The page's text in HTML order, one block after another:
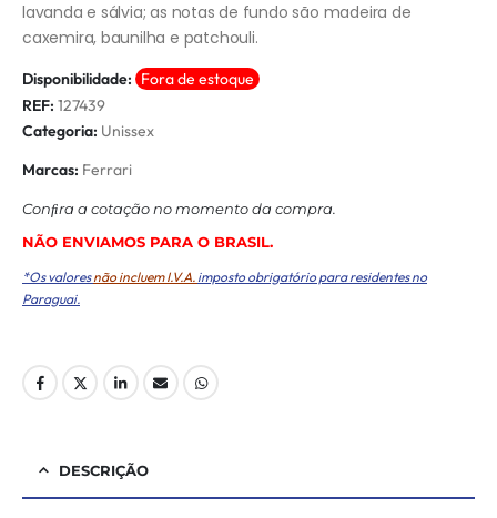
lavanda e sálvia; as notas de fundo são madeira de
caxemira, baunilha e patchouli.
Disponibilidade: Fora de estoque
REF: 127439
Categoria: Unissex
Marcas: Ferrari
Conﬁra a cotação no momento da compra.
NÃO ENVIAMOS PARA O BRASIL.
*Os valoresnão incluem I.V.A. imposto obrigatório para residentes no
Paraguai.
DESCRIÇÃO